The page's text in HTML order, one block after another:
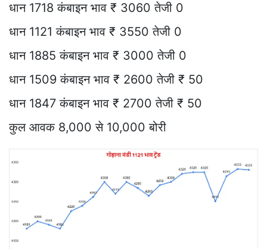
धान 1718 कंबाइन भाव ₹ 3060 तेजी 0
धान 1121 कंबाइन भाव ₹ 3550 तेजी 0
धान 1885 कंबाइन भाव ₹ 3000 तेजी 0
धान 1509 कंबाइन भाव ₹ 2600 तेजी ₹ 50
धान 1847 कंबाइन भाव ₹ 2700 तेजी ₹ 50
कुल आवक 8,000 से 10,000 बोरी